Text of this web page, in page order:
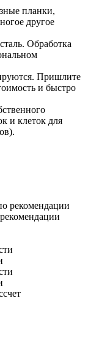
планки,
другое
Обработка
Пришлите
и быстро
и клеток для